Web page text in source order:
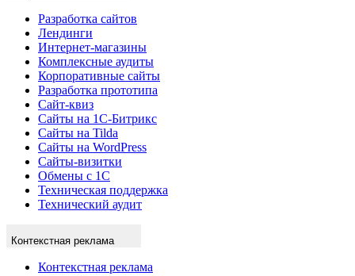
Разработка сайтов
Лендинги
Интернет-магазины
Комплексные аудиты
Корпоративные сайты
Разработка прототипа
Сайт-квиз
Сайты на 1С-Битрикс
Сайты на Tilda
Сайты на WordPress
Сайты-визитки
Обмены с 1С
Техническая поддержка
Технический аудит
Контекстная реклама
Контекстная реклама